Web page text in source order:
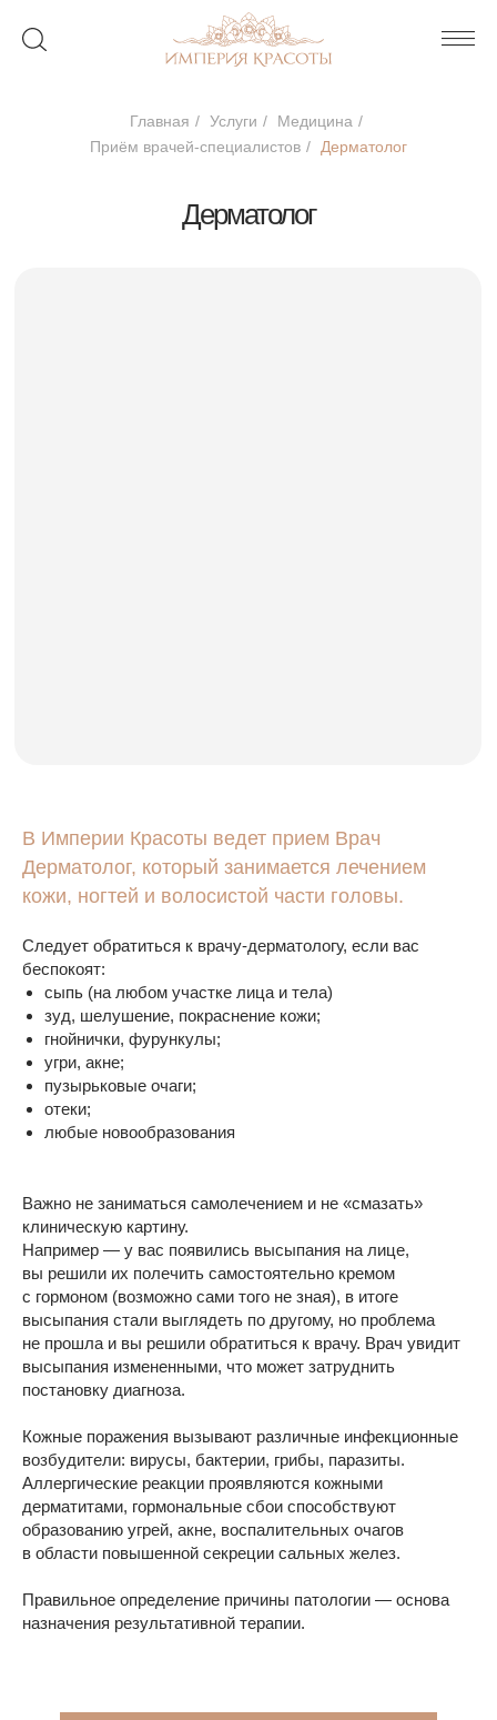
Главная / Услуги / Медицина /
Приём врачей-специалистов / Дерматолог
Дерматолог
В Империи Красоты ведет прием Врач
Дерматолог, который занимается лечением
кожи, ногтей и волосистой части головы.
Следует обратиться к врачу-дерматологу, если вас
беспокоят:
сыпь (на любом участке лица и тела)
зуд, шелушение, покраснение кожи;
гнойнички, фурункулы;
угри, акне;
пузырьковые очаги;
отеки;
любые новообразования
Важно не заниматься самолечением и не «смазать»
клиническую картину.
Например — у вас появились высыпания на лице,
вы решили их полечить самостоятельно кремом
с гормоном (возможно сами того не зная), в итоге
высыпания стали выглядеть по другому, но проблема
не прошла и вы решили обратиться к врачу. Врач увидит
высыпания измененными, что может затруднить
постановку диагноза.
Кожные поражения вызывают различные инфекционные
возбудители: вирусы, бактерии, грибы, паразиты.
Аллергические реакции проявляются кожными
дерматитами, гормональные сбои способствуют
образованию угрей, акне, воспалительных очагов
в области повышенной секреции сальных желез.
Правильное определение причины патологии — основа
назначения результативной терапии.